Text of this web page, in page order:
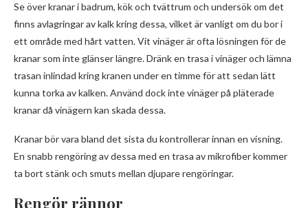
Se över kranar i badrum, kök och tvättrum och undersök om det
finns avlagringar av kalk kring dessa, vilket är vanligt om du bor i
ett område med hårt vatten. Vit vinäger är ofta lösningen för de
kranar som inte glänser längre. Dränk en trasa i vinäger och lämna
trasan inlindad kring kranen under en timme för att sedan lätt
kunna torka av kalken. Använd dock inte vinäger på pläterade
kranar då vinägern kan skada dessa.
Kranar bör vara bland det sista du kontrollerar innan en visning.
En snabb rengöring av dessa med en trasa av mikrofiber kommer
ta bort stänk och smuts mellan djupare rengöringar.
Rengör rännor